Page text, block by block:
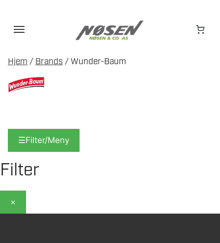
Hjem / Brands / Wunder-Baum
☰Filter/Meny
Filter
×